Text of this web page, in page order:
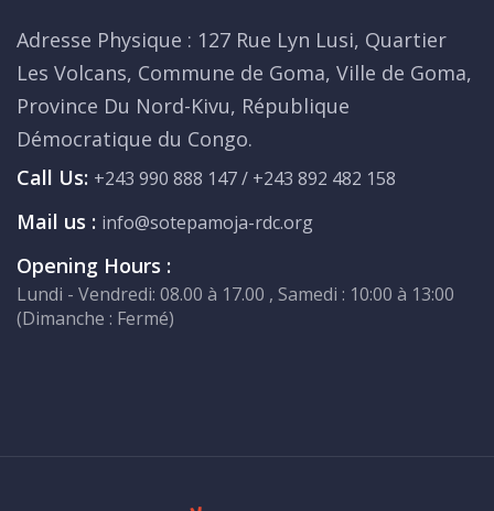
Adresse Physique : 127 Rue Lyn Lusi, Quartier
Les Volcans, Commune de Goma, Ville de Goma,
Province Du Nord-Kivu, République
Démocratique du Congo.
Call Us: +243 990 888 147 / +243 892 482 158
Mail us : info@sotepamoja-rdc.org
Opening Hours :
Lundi - Vendredi: 08.00 à 17.00 , Samedi : 10:00 à 13:00
(Dimanche : Fermé)